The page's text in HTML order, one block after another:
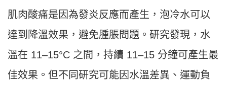
肌肉酸痛是因為發炎反應而產生，泡冷水可以
達到降溫效果，避免腫脹問題。研究發現，水
溫在 11–15°C 之間，持續 11–15 分鐘可產生最
佳效果。但不同研究可能因水溫差異、運動負